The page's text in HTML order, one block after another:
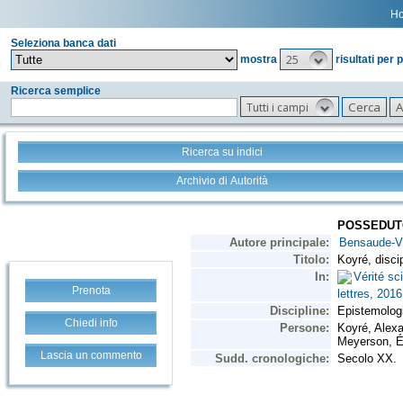
Seleziona banca dati
mostra
25 risultati per
Ricerca semplice
Tutti i campi
Ricerca su indici
Archivio di Autorità
Prenota
Chiedi info
Lascia un commento